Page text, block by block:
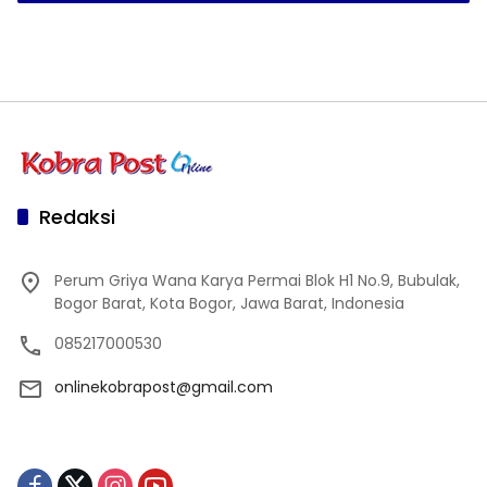
Redaksi
Perum Griya Wana Karya Permai Blok H1 No.9, Bubulak,
Bogor Barat, Kota Bogor, Jawa Barat, Indonesia
085217000530
onlinekobrapost@gmail.com